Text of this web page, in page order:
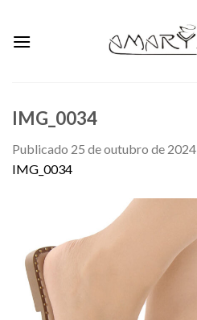
content
IMG_0034
Publicado 25 de outubro de 2024
IMG_0034